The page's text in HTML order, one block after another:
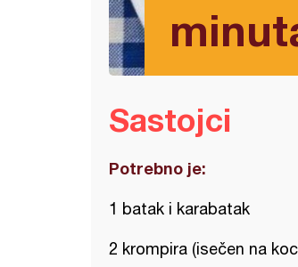
Sastojci
Potrebno je:
1 batak i karabatak
2 krompira (isečen na